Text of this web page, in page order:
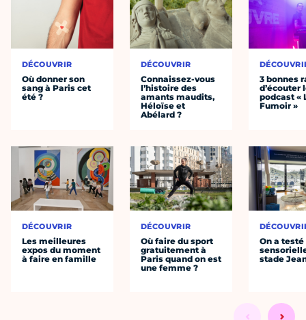
DÉCOUVRIR
Où donner son
sang à Paris cet
été ?
DÉCOUVRIR
Les meilleures
expos du moment
à faire en famille
DÉCOUVRIR
Connaissez-vous
l’histoire des
amants maudits,
Héloïse et
Abélard ?
DÉCOUVRIR
Où faire du sport
gratuitement à
Paris quand on est
une femme ?
3 bonnes
d’écouter
podcast «
Fumoir »
On a
stade